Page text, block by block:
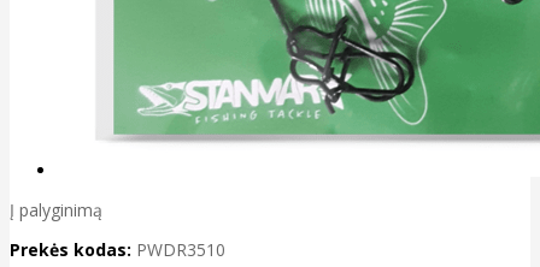
Į palyginimą
Prekės kodas: PWDR3510